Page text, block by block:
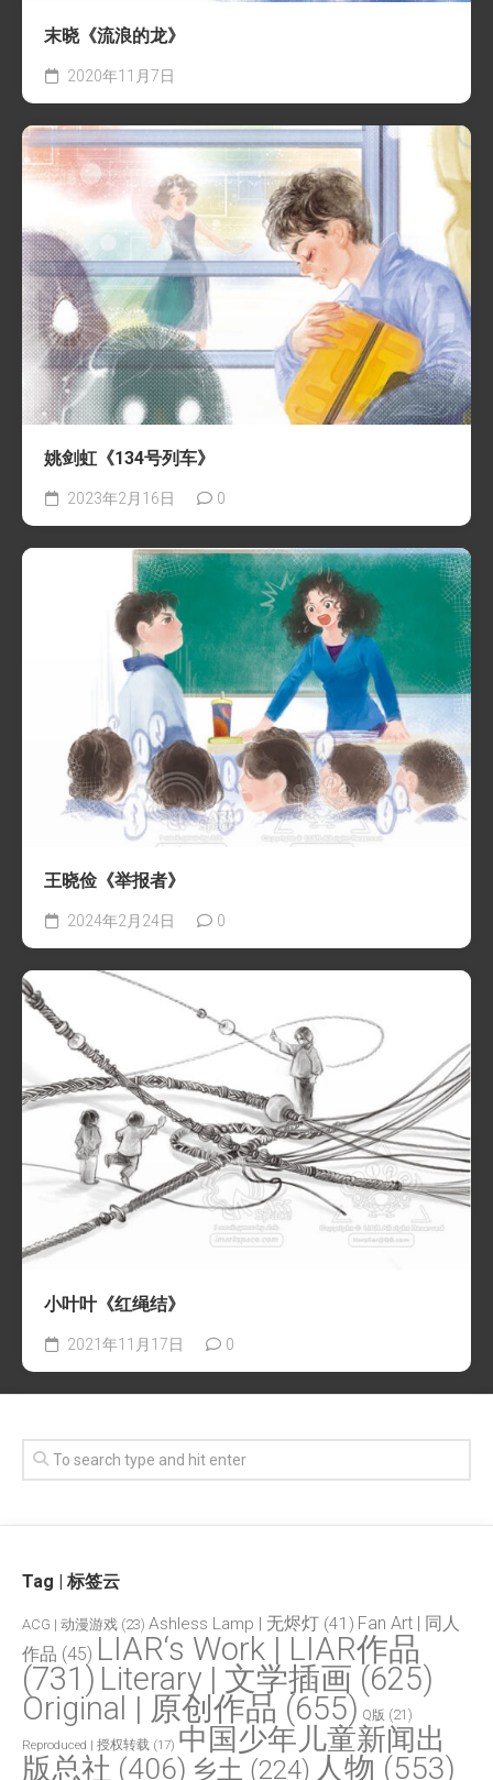
末晓《流浪的龙》
2020年11月7日
姚剑虹《134号列车》
2023年2月16日 0
王晓俭《举报者》
2024年2月24日 0
小叶叶《红绳结》
2021年11月17日 0
Tag | 标签云
ACG | 动漫游戏 (23) Ashless Lamp | 无烬灯 (41) Fan Art | 同人
作品 (45) LIAR‘s Work | LIAR作品
(731) Literary | 文学插画 (625)
Original | 原创作品 (655) Q版 (21)
Reproduced | 授权转载 (17) 中国少年儿童新闻出
版总社 (406) 乡土 (224) 人物 (553)